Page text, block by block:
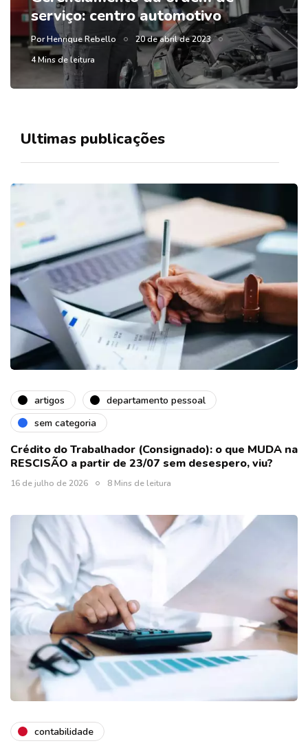
serviço: centro automotivo
PorHenrique Rebello
20 de abril de 2023
4 Mins de leitura
Ultimas publicações
artigos
departamento pessoal
sem categoria
Crédito do Trabalhador (Consignado): o que MUDA na
RESCISÃO a partir de 23/07 sem desespero, viu?
16 de julho de 2026 8 Mins de leitura
contabilidade